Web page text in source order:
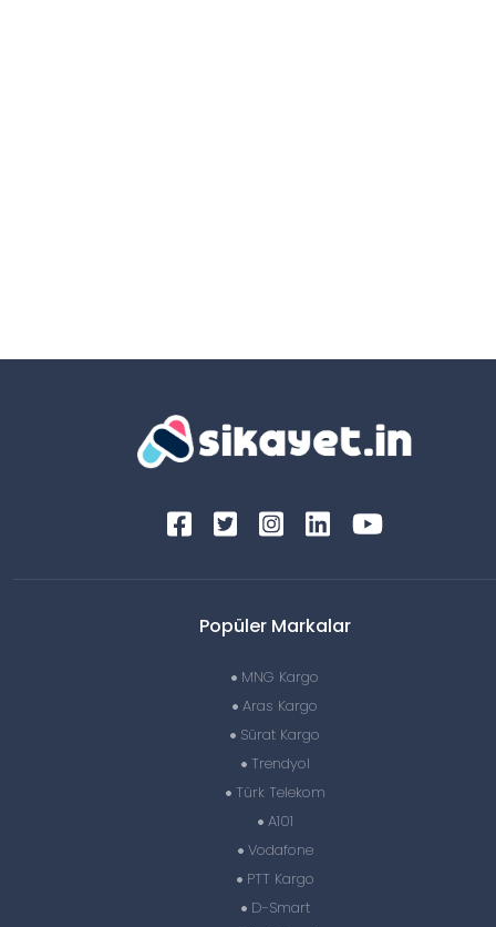
Popüler Markalar
MNG Kargo
Aras Kargo
Sürat Kargo
Trendyol
Türk Telekom
A101
Vodafone
PTT Kargo
D-Smart